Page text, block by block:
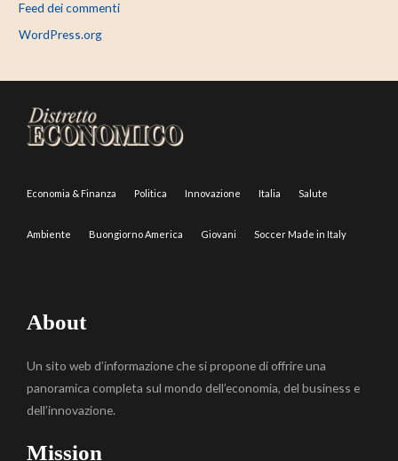
Feed dei commenti
WordPress.org
Economia & Finanza Politica Innovazione Italia Salute
Ambiente Buongiorno America Giovani Soccer Made in Italy
About
Un sito web d’informazione che si propone di offrire una
panoramica completa sul mondo dell’economia, del business e
dell’innovazione.
Mission